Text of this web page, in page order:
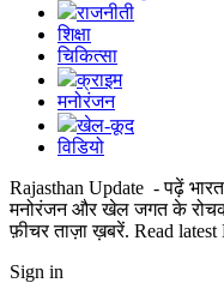
राजनीती
शिक्षा
चिकित्सा
क्राइम
मनोरंजन
खेल-कूद
विडियो
Rajasthan Update - पढ़ें
मनोरंजन और खेल जगत के रोचक
फ़ीचर ताज़ा ख़बरें. Read
Sign in